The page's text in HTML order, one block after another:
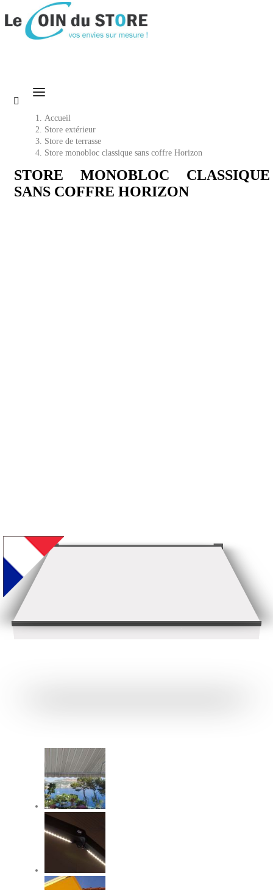

Accueil
Store extérieur
Store de terrasse
Store monobloc classique sans coffre Horizon
STORE MONOBLOC CLASSIQUE
SANS COFFRE HORIZON